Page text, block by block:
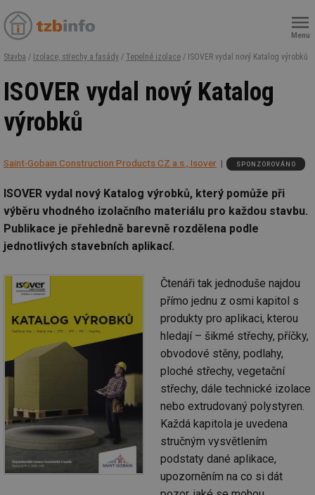
Menu
Stavba / Izolace, střechy a fasády / Tepelné izolace / ISOVER vydal nový Katalog výrobků
ISOVER vydal nový Katalog
výrobků
Saint-Gobain Construction Products CZ a.s., Isover SPONZOROVÁNO
ISOVER vydal nový Katalog výrobků, který pomůže při
výběru vhodného izolačního materiálu pro každou stavbu.
Publikace je přehledně barevně rozdělena podle
jednotlivých stavebních aplikací.
Čtenáři tak jednoduše najdou
přímo jednu z osmi kapitol s
produkty pro aplikaci, kterou
hledají – šikmé střechy, příčky,
obvodové stěny, podlahy,
ploché střechy, vegetační
střechy, dále technické izolace
nebo extrudovaný polystyren.
Každá kapitola je uvedena
stručným vysvětlením
podstaty dané aplikace,
upozorněním na co si dát